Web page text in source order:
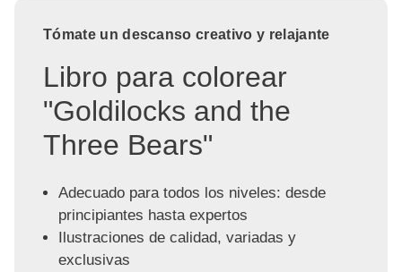
Tómate un descanso creativo y relajante
Libro para colorear
"Goldilocks and the
Three Bears"
Adecuado para todos los niveles: desde
principiantes hasta expertos
Ilustraciones de calidad, variadas y
exclusivas